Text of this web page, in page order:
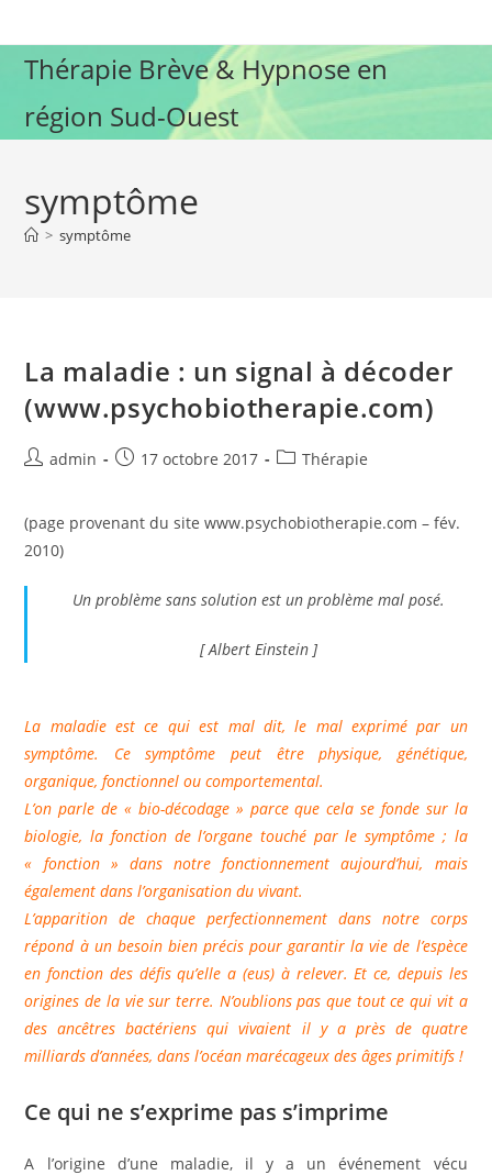
to
contentThérapie Brève & Hypnose en
région Sud-Ouest
symptôme
> symptôme
La maladie : un signal à décoder
(www.psychobiotherapie.com)
Auteur/autrice
publication :
admin
Publication
17 octobre 2017
PostThérapie
(page provenant du site www.psychobiotherapie.com – fév.
2010)
Un problème sans solution est un problème mal posé.
[ Albert Einstein ]
La maladie est ce qui est mal dit, le mal exprimé par un
symptôme. Ce symptôme peut être physique, génétique,
organique, fonctionnel ou comportemental.
L’on parle de « bio-décodage » parce que cela se fonde sur la
biologie, la fonction de l’organe touché par le symptôme ; la
« fonction » dans notre fonctionnement aujourd’hui, mais
également dans l’organisation du vivant.
L’apparition de chaque perfectionnement dans notre corps
répond à un besoin bien précis pour garantir la vie de l’espèce
en fonction des défis qu’elle a (eus) à relever. Et ce, depuis les
origines de la vie sur terre. N’oublions pas que tout ce qui vit a
des ancêtres bactériens qui vivaient il y a près de quatre
milliards d’années, dans l’océan marécageux des âges primitifs !
Ce qui ne s’exprime pas s’imprime
A l’origine d’une maladie, il y a un événement vécu